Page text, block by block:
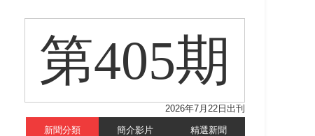
第405期
2026年7月22日出刊
新聞分類 簡介影片 精選新聞